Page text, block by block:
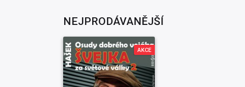
NEJPRODÁVANĚJŠÍ
AKCE